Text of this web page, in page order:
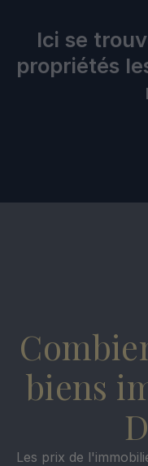
villas luxueuses
Ici se
propriétés
biens
Les prix de